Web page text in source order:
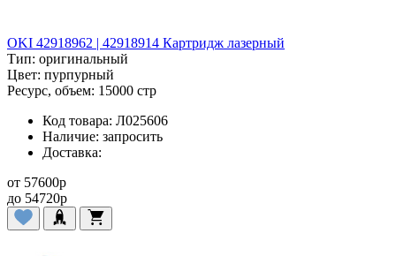
OKI 42918962 | 42918914 Картридж лазерный
Тип: оригинальный
Цвет: пурпурный
Ресурс, объем: 15000 стр
Код товара: Л025606
Наличие: запросить
Доставка:
от 57600p
до 54720p